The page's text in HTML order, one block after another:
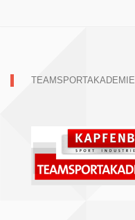
TEAMSPORTAKADEMIE